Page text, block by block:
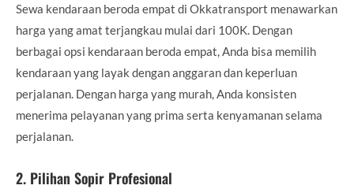
Sewa kendaraan beroda empat di Okkatransport menawarkan
harga yang amat terjangkau mulai dari 100K. Dengan
berbagai opsi kendaraan beroda empat, Anda bisa memilih
kendaraan yang layak dengan anggaran dan keperluan
perjalanan. Dengan harga yang murah, Anda konsisten
menerima pelayanan yang prima serta kenyamanan selama
perjalanan.
2. Pilihan Sopir Profesional